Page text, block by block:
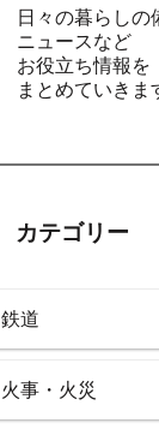
日々の暮らしの
ニュースなど
お役立ち情報を
まとめていきま
カテゴリー
鉄道
火事・火災